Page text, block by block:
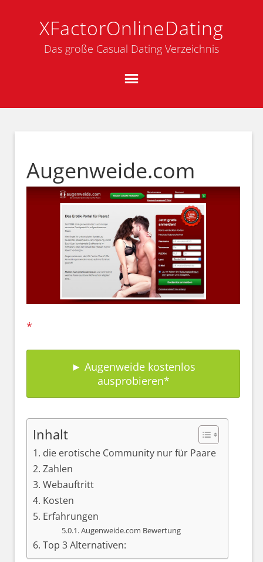
XFactorOnlineDating
Das große Casual Dating Verzeichnis
Augenweide.com
► Augenweide kostenlos
ausprobieren
Inhalt
die erotische Community nur für Paare
Zahlen
Webauftritt
Kosten
Erfahrungen
Augenweide.com Bewertung
Top 3 Alternativen: